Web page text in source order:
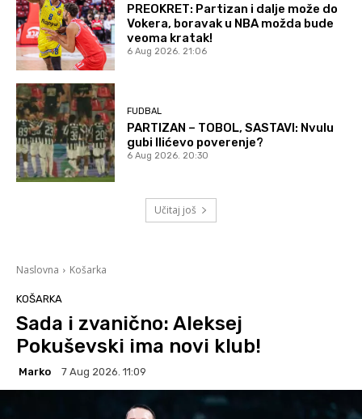
PREOKRET: Partizan i dalje može do
Vokera, boravak u NBA možda bude
veoma kratak!
6 Aug 2026. 21:06
FUDBAL
PARTIZAN – TOBOL, SASTAVI: Nvulu
gubi Ilićevo poverenje?
6 Aug 2026. 20:30
Učitaj još